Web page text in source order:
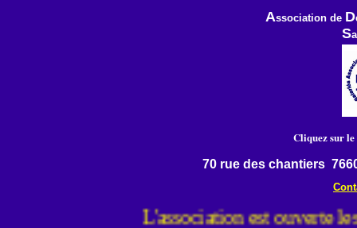
Association de D
S
Cliquez sur
70 rue des chantiers
L'association est ouverte